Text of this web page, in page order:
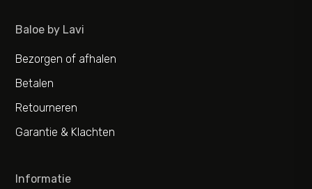
Baloe by Lavi
Bezorgen of afhalen
Betalen
Retourneren
Garantie & Klachten
Informatie